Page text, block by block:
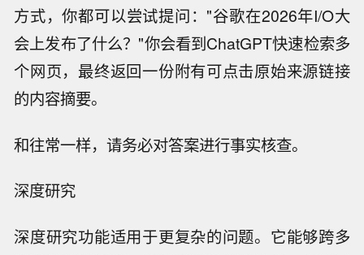
方式，你都可以尝试提问："谷歌在2026年I/O大
会上发布了什么？"你会看到ChatGPT快速检索多
个网页，最终返回一份附有可点击原始来源链接
的内容摘要。
和往常一样，请务必对答案进行事实核查。
深度研究
深度研究功能适用于更复杂的问题。它能够跨多